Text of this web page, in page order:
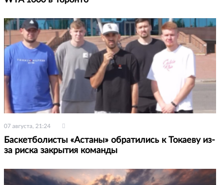
07 августа, 21:24
Баскетболисты «Астаны» обратились к Токаеву из-
за риска закрытия команды